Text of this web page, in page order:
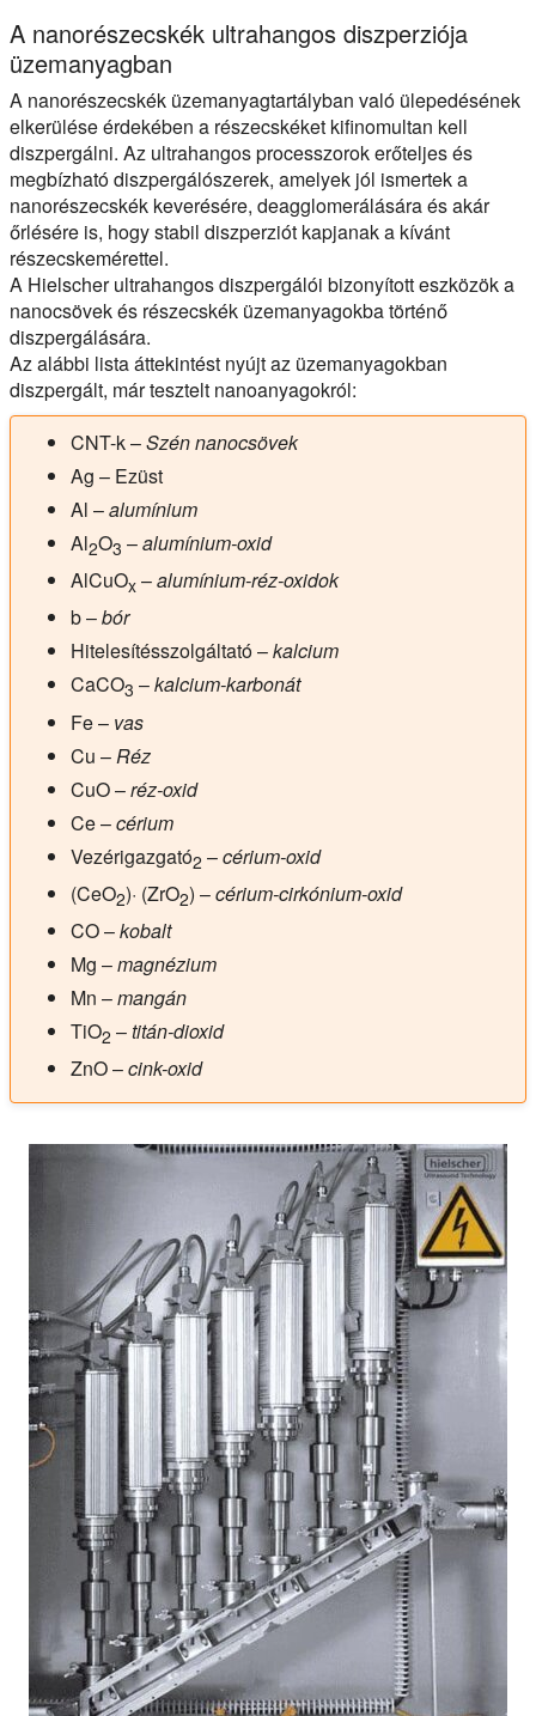
A nanorészecskék ultrahangos diszperziója
üzemanyagban
A nanorészecskék üzemanyagtartályban való ülepedésének
elkerülése érdekében a részecskéket kifinomultan kell
diszpergálni. Az ultrahangos processzorok erőteljes és
megbízható diszpergálószerek, amelyek jól ismertek a
nanorészecskék keverésére, deagglomerálására és akár
őrlésére is, hogy stabil diszperziót kapjanak a kívánt
részecskemérettel.
A Hielscher ultrahangos diszpergálói bizonyított eszközök a
nanocsövek és részecskék üzemanyagokba történő
diszpergálására.
Az alábbi lista áttekintést nyújt az üzemanyagokban
diszpergált, már tesztelt nanoanyagokról:
CNT-k–Szén nanocsövek
Ag – Ezüst
Al –alumínium
Al2O3 –alumínium-oxid
AlCuOx –alumínium-réz-oxidok
b–bór
Hitelesítésszolgáltató–kalcium
CaCO3 –kalcium-karbonát
Fe– vas
Cu – Réz
CuO–réz-oxid
Ce–cérium
Vezérigazgató2 –cérium-oxid
(CeO2)· (ZrO2) –cérium-cirkónium-oxid
CO–kobalt
Mg –magnézium
Mn –mangán
TiO2 –titán-dioxid
ZnO–cink-oxid